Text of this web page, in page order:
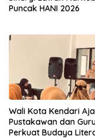
Puncak HANI 2026
Wali Kota Kendari
Pustakawan dan
Perkuat Budaya